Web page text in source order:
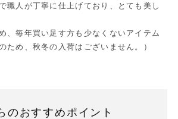
職人が丁寧に仕上げており、とても美し
、毎年買い足す方も少なくないアイテム
め、秋冬の入荷はございません。）
のおすすめポイント